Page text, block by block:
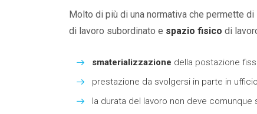
Molto di più di una normativa che permette
di lavoro subordinato e spazio fisico di
smaterializzazione della postazione
prestazione da svolgersi in parte in
la durata del lavoro non deve